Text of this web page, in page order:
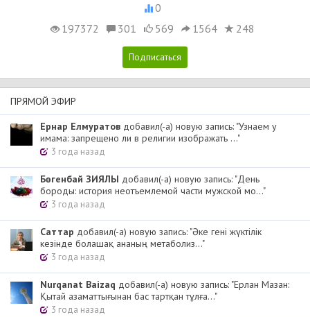
0
197372
301 569 1564 248
ПРЯМОЙ ЭФИР
Ернар Елмуратов добавил(-а) новую запись: "Узнаем у
имама: запрещено ли в религии изображать ..."
3 года назад
Бөгенбай ЗИЯЛЫ добавил(-а) новую запись: "День
бороды: история неотъемлемой части мужской мо..."
3 года назад
Cаттар добавил(-а) новую запись: "Әке гені жүктілік
кезінде болашақ ананың метаболиз..."
3 года назад
Nurqanat Baizaq добавил(-а) новую запись: "Ерлан Мазан:
Қытай азаматтығынан бас тартқан тұлға..."
3 года назад